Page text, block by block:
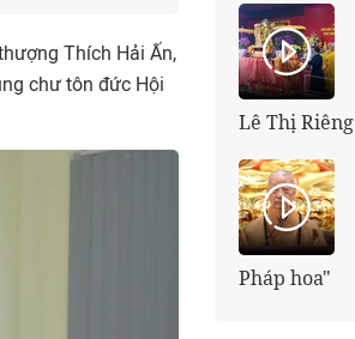
Thích Hải Ấn,
chư tôn đức Hội
Lê Thị Riêng
Pháp hoa"